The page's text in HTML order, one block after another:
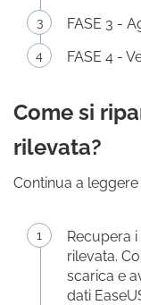
FASE 3 -
FASE 4 -
Come si
rilevata?
Continua a
Recupera
rilevata.
scarica e
dati